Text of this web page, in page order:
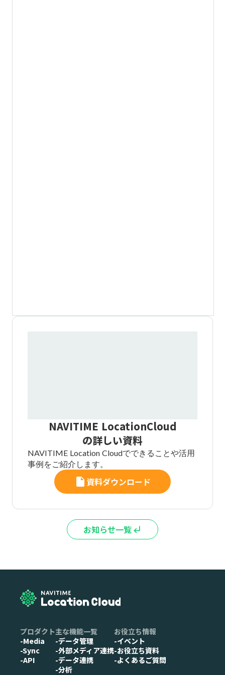
NAVITIME LocationCloud
の詳しい資料
NAVITIME Location Cloudでできることや活用
事例をご紹介します。
insert_drive_file 資料ダウンロード
お知らせ一覧 subdirectory_arrow_left
プロダクト
-Media
-Sync
-API
主な機能一覧
-データ管理
-外部メディア連携
-データ連携
-分析
お役立ち情報
-イベント
-お役立ち資料
-よくあるご質問